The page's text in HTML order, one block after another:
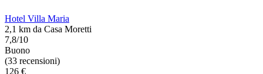
Hotel Villa Maria
2,1 km da Casa Moretti
7,8/10
Buono
(33 recensioni)
126 €